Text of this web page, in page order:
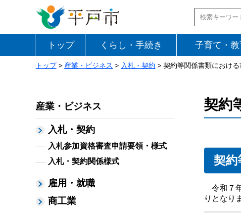
トップ くらし・手続き 子育て・
トップ> 産業・ビジネス > 入札・契約 > 契約等関係書類におけ
産業・ビジネス
入札・契約
入札参加資格審査申請要領・様式
入札・契約関係様式
雇用・就職
商工業
契約
契
令和７
りとなり